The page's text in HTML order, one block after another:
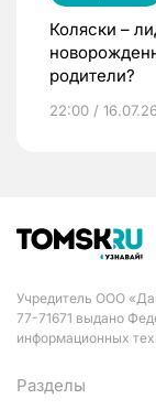
Коляски –
родители?
22:00 / 16.07.26
Учредитель ООО
77-71671 выдано
информационных
Разделы